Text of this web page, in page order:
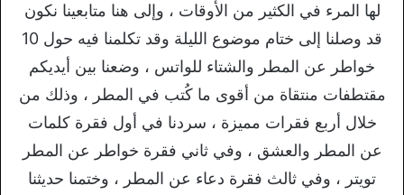
لها المرء في الكثير من الأوقات ، وإلى هنا متابعينا نكون
قد وصلنا إلى ختام موضوع الليلة وقد تكلمنا فيه حول 10
خواطر عن المطر والشتاء للواتس ، وضعنا بين أيديكم
مقتطفات منتقاة من أقوى ما كُتب في المطر ، وذلك من
خلال أربع فقرات مميزة ، سردنا في أول فقرة كلمات
عن المطر والعشق ، وفي ثاني فقرة خواطر عن المطر
تويتر ، وفي ثالث فقرة دعاء عن المطر ، وختمنا حديثنا